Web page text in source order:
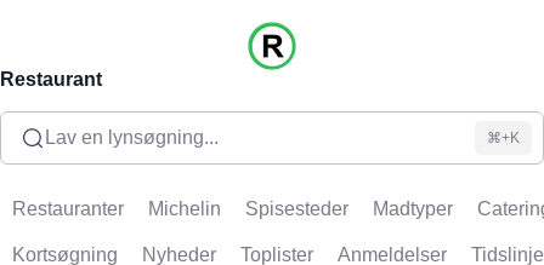
Restaurant
Lav en lynsøgning... ⌘+K
Restauranter Michelin Spisesteder Madtyper
Kortsøgning Nyheder Toplister Anmeldelser Tidslinje